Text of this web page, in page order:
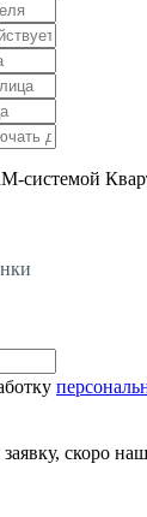
системой
скоро